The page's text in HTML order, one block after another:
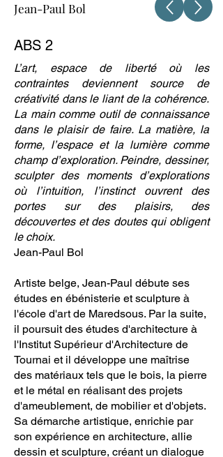
Jean-Paul Bol
ABS 2
L’art, espace de liberté où les
contraintes deviennent source de
créativité dans le liant de la cohérence.
La main comme outil de connaissance
dans le plaisir de faire. La matière, la
forme, l’espace et la lumière comme
champ d’exploration. Peindre, dessiner,
sculpter des moments d’explorations
où l’intuition, l’instinct ouvrent des
portes sur des plaisirs, des
découvertes et des doutes qui obligent
le choix.
Jean-Paul Bol
Artiste belge, Jean-Paul débute ses
études en ébénisterie et sculpture à
l'école d'art de Maredsous. Par la suite,
il poursuit des études d'architecture à
l'Institut Supérieur d'Architecture de
Tournai et il développe une maîtrise
des matériaux tels que le bois, la pierre
et le métal en réalisant des projets
d'ameublement, de mobilier et d'objets.
Sa démarche artistique, enrichie par
son expérience en architecture, allie
dessin et sculpture, créant un dialogue